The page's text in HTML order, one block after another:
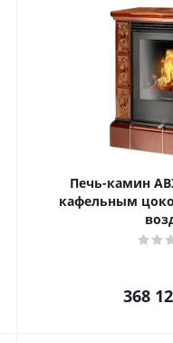
Печь-камин
кафельным
368